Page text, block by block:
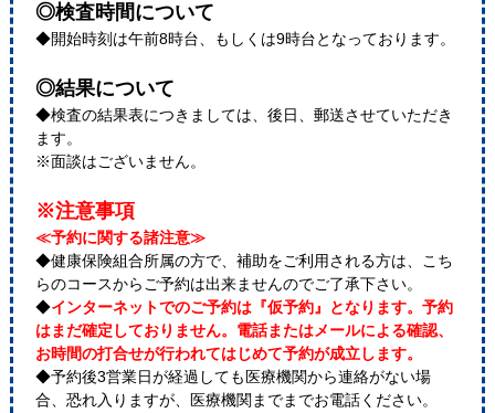
◎検査時間について
◆開始時刻は午前8時台、もしくは9時台となっております。
◎結果について
◆検査の結果表につきましては、後日、郵送させていただき
ます。
※面談はございません。
※注意事項
≪予約に関する諸注意≫
◆健康保険組合所属の方で、補助をご利用される方は、こち
らのコースからご予約は出来ませんのでご了承下さい。
◆インターネットでのご予約は『仮予約』となります。予約
はまだ確定しておりません。電話またはメールによる確認、
お時間の打合せが行われてはじめて予約が成立します。
◆予約後3営業日が経過しても医療機関から連絡がない場
合、恐れ入りますが、医療機関までまでお電話ください。